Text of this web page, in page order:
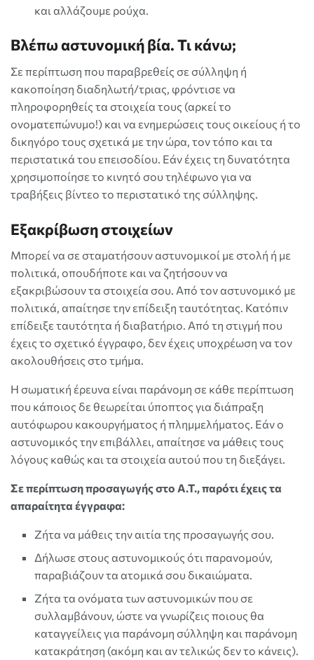
και αλλάζουμε ρούχα.
Βλέπω αστυνομική βία. Τι κάνω;
Σε περίπτωση που παραβρεθείς σε σύλληψη ή
κακοποίηση διαδηλωτή/τριας, φρόντισε να
πληροφορηθείς τα στοιχεία τους (αρκεί το
ονοματεπώνυμο!) και να ενημερώσεις τους οικείους ή το
δικηγόρο τους σχετικά με την ώρα, τον τόπο και τα
περιστατικά του επεισοδίου. Εάν έχεις τη δυνατότητα
χρησιμοποίησε το κινητό σου τηλέφωνο για να
τραβήξεις βίντεο το περιστατικό της σύλληψης.
Εξακρίβωση στοιχείων
Μπορεί να σε σταματήσουν αστυνομικοί με στολή ή με
πολιτικά, οπουδήποτε και να ζητήσουν να
εξακριβώσουν τα στοιχεία σου. Από τον αστυνομικό με
πολιτικά, απαίτησε την επίδειξη ταυτότητας. Κατόπιν
επίδειξε ταυτότητα ή διαβατήριο. Από τη στιγμή που
έχεις το σχετικό έγγραφο, δεν έχεις υποχρέωση να τον
ακολουθήσεις στο τμήμα.
Η σωματική έρευνα είναι παράνομη σε κάθε περίπτωση
που κάποιος δε θεωρείται ύποπτος για διάπραξη
αυτόφωρου κακουργήματος ή πλημμελήματος. Εάν ο
αστυνομικός την επιβάλλει, απαίτησε να μάθεις τους
λόγους καθώς και τα στοιχεία αυτού που τη διεξάγει.
Σε περίπτωση προσαγωγής στο Α.Τ., παρότι έχεις τα
απαραίτητα έγγραφα:
Ζήτα να μάθεις την αιτία της προσαγωγής σου.
Δήλωσε στους αστυνομικούς ότι παρανομούν,
παραβιάζουν τα ατομικά σου δικαιώματα.
Ζήτα τα ονόματα των αστυνομικών που σε
συλλαμβάνουν, ώστε να γνωρίζεις ποιους θα
καταγγείλεις για παράνομη σύλληψη και παράνομη
κατακράτηση (ακόμη και αν τελικώς δεν το κάνεις).